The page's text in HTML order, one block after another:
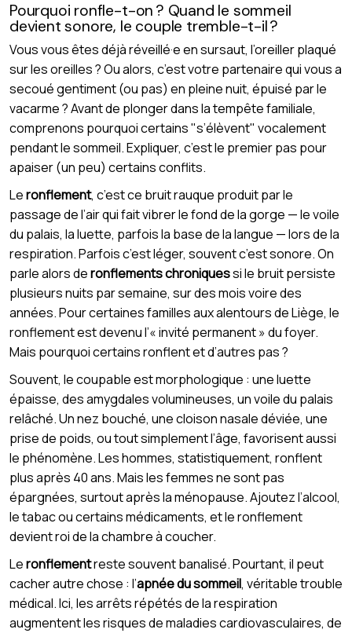
Pourquoi ronfle-t-on ? Quand le sommeil
devient sonore, le couple tremble-t-il ?
Vous vous êtes déjà réveillé·e en sursaut, l’oreiller plaqué
sur les oreilles ? Ou alors, c’est votre partenaire qui vous a
secoué gentiment (ou pas) en pleine nuit, épuisé par le
vacarme ? Avant de plonger dans la tempête familiale,
comprenons pourquoi certains "s’élèvent" vocalement
pendant le sommeil. Expliquer, c’est le premier pas pour
apaiser (un peu) certains conflits.
Leronflement, c’est ce bruit rauque produit par le
passage de l’air qui fait vibrer le fond de la gorge — le voile
du palais, la luette, parfois la base de la langue — lors de la
respiration. Parfois c’est léger, souvent c’est sonore. On
parle alors deronflements chroniquessi le bruit persiste
plusieurs nuits par semaine, sur des mois voire des
années. Pour certaines familles aux alentours de Liège, le
ronflement est devenu l’« invité permanent » du foyer.
Mais pourquoi certains ronflent et d’autres pas ?
Souvent, le coupable est morphologique : une luette
épaisse, des amygdales volumineuses, un voile du palais
relâché. Un nez bouché, une cloison nasale déviée, une
prise de poids, ou tout simplement l’âge, favorisent aussi
le phénomène. Les hommes, statistiquement, ronflent
plus après 40 ans. Mais les femmes ne sont pas
épargnées, surtout après la ménopause. Ajoutez l’alcool,
le tabac ou certains médicaments, et le ronflement
devient roi de la chambre à coucher.
Leronflementreste souvent banalisé. Pourtant, il peut
cacher autre chose : l’apnée du sommeil, véritable trouble
médical. Ici, les arrêts répétés de la respiration
augmentent les risques de maladies cardiovasculaires, de